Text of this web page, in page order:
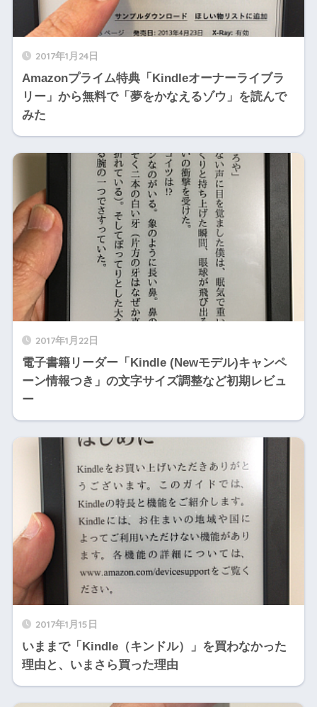
2017年1月24日
Amazonプライム特典「Kindleオーナーライブラ
リー」から無料で「夢をかなえるゾウ」を読んで
みた
2017年1月22日
電子書籍リーダー「Kindle (Newモデル)キャンペ
ーン情報つき」の文字サイズ調整など初期レビュ
ー
2017年1月15日
いままで「Kindle（キンドル）」を買わなかった
理由と、いまさら買った理由